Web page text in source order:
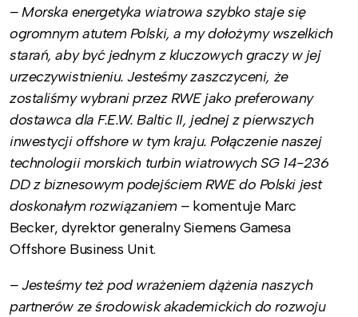
– Morska energetyka wiatrowa szybko staje się
ogromnym atutem Polski, a my dołożymy wszelkich
starań, aby być jednym z kluczowych graczy w jej
urzeczywistnieniu. Jesteśmy zaszczyceni, że
zostaliśmy wybrani przez RWE jako preferowany
dostawca dla F.E.W. Baltic II, jednej z pierwszych
inwestycji offshore w tym kraju. Połączenie naszej
technologii morskich turbin wiatrowych SG 14-236
DD z biznesowym podejściem RWE do Polski jest
doskonałym rozwiązaniem – komentuje Marc
Becker, dyrektor generalny Siemens Gamesa
Offshore Business Unit.
– Jesteśmy też pod wrażeniem dążenia naszych
partnerów ze środowisk akademickich do rozwoju